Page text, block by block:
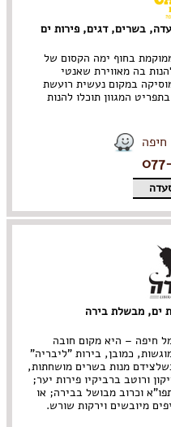
בשרים, דגים, פירות ים
בחוף ימה הקסום של
בה מאווירת שאנטי
במקום נעשית רועשת
המגוון תוכלו להנות
חיפה
ים, מבשלת בירה
חיפה – היא מקום חובה
כמובן, בירות "ליבריה"
מנות בשרים מושחתות,
ורוטב ברביקיו פירות יער;
וכרוב מבושל בבירה; או
מיובשים וירקות שורש.